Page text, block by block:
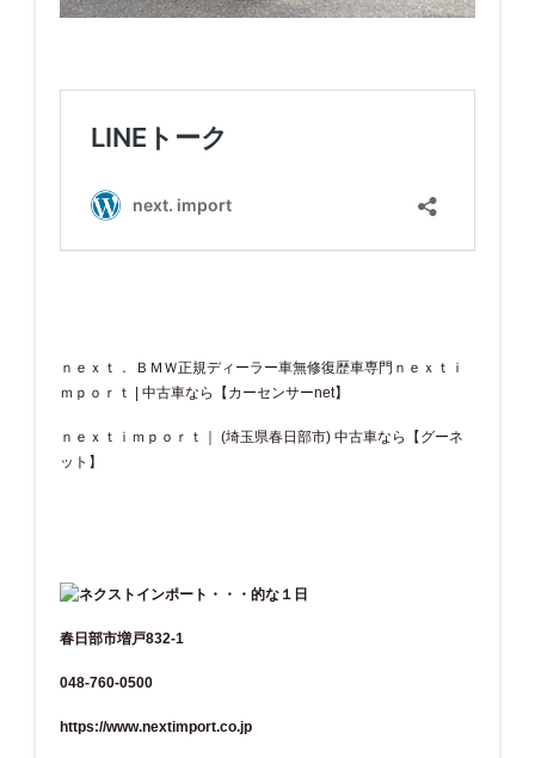
ｎｅｘｔ． ＢＭＷ正規ディーラー車無修復歴車専門ｎｅｘｔｉ
ｍｐｏｒｔ | 中古車なら【カーセンサーnet】
ｎｅｘｔｉｍｐｏｒｔ｜ (埼玉県春日部市) 中古車なら【グーネ
ット】
春日部市増戸832-1
048-760-0500
https://www.nextimport.co.jp